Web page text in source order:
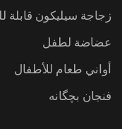
زجاجة سيليكون قابلة
عضاضة لطفل
أواني طعام للأطفال
فنجان بچگانه